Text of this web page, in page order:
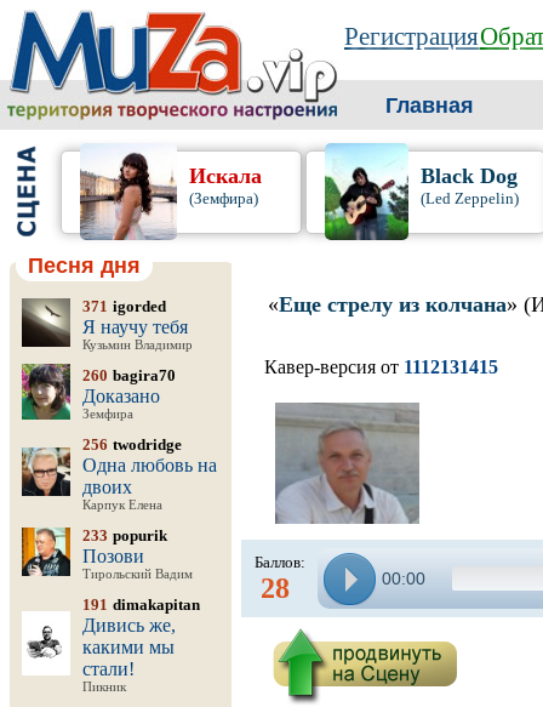
Регистрация
Главная
Искала
(Земфира)
Black Dog
(Led Zeppelin)
Песня дня
371 igorded
Я научу тебя
Кузьмин Владимир
260 bagira70
Доказано
Земфира
256 twodridge
Одна любовь на
двоих
Карпук Елена
233 popurik
Позови
Тирольский Вадим
191 dimakapitan
Дивись же,
какими мы
стали!
Пикник
«Еще стрелу из колчана»
Кавер-версия от 1112131415
Баллов:
28 00:00